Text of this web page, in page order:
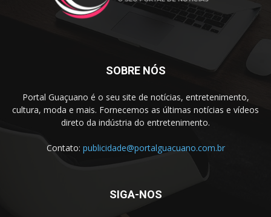
SOBRE NÓS
Portal Guaçuano é o seu site de notícias, entretenimento,
cultura, moda e mais. Fornecemos as últimas notícias e vídeos
direto da indústria do entretenimento.
Contato: publicidade@portalguacuano.com.br
SIGA-NOS